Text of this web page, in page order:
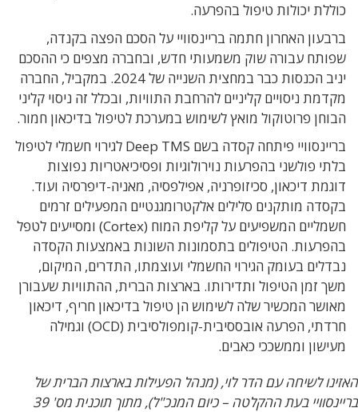
כוללת יכולות טיפול בהפרעה.
ברבעון האחרון חתמה בריינסוויי על הסכם הפצה בקנדה,
שפותח עבורה שוק משמעותי חדש, ובחברה מצפים כי ההסכם
יניב הכנסות כבר במחצית השנייה של 2024. במקביל, החברה
מקדמת ניסויים קליניים להרחבת התוויות, ובכלל זה ניסוי קליני
הבוחן פרוטוקול מואץ לשימוש במערכת לטיפול בדיכאון חמור.
בריינסוויי פיתחה קסדה בשם Deep TMS לגירוי חשמלי לטיפול
בלתי פולשני בהפרעות נוירולוגיות ופסיכיאטריות נפוצות
דוגמת דיכאון, סכיזופרניה, אפילפסיה, מאניה-דיפרסיה ועוד.
בקסדה מותקנים סלילים אלקטרומגנטיים המפעילים זרמים
חשמליים המשפיעים על קליפת המוח (Cortex) ומסייעים לטפל
בהפרעות. הטיפולים בתסמונות השונות באמצעות הקסדה
נבדלים בעומק הגירוי החשמלי ועוצמתו, התדרים, המיקום,
משך זמן הטיפול ותדירותו. בארצות הברית, ההתוויות שעבורן
מאושר המכשיר שלה לשימוש הן טיפול בדיכאון חריף, דיכאון
חרדתי, הפרעה אובססיבית-קומפולסיבית (OCD) וגמילה
מעישון וממשככי כאבים.
האזינו לשיחה עם הדר לוי, (מנהל הפעילות בארצות הברית של
בריינסוויי בעת ההקלטה – כיום המנכ"ל), מתוך תוכנית מס' 39